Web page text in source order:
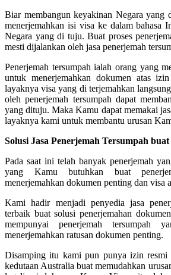
Biar membangun keyakinan Negara yang
menerjemahkan isi visa ke dalam bahasa
Negara yang di tuju. Buat proses
mesti dijalankan oleh jasa penerjemah
Penerjemah tersumpah ialah orang yang
untuk menerjemahkan dokumen atas
layaknya visa yang di terjemahkan
oleh penerjemah tersumpah dapat
yang dituju. Maka Kamu dapat memakai
layaknya kami untuk membantu urusan
Solusi Jasa Penerjemah Tersumpah
Pada saat ini telah banyak penerjemah
yang Kamu butuhkan buat
menerjemahkan dokumen penting dan visa
Kami hadir menjadi penyedia jasa
terbaik buat solusi penerjemahan
mempunyai penerjemah tersumpah
menerjemahkan ratusan dokumen penting.
Disamping itu kami pun punya izin resmi
kedutaan Australia buat memudahkan